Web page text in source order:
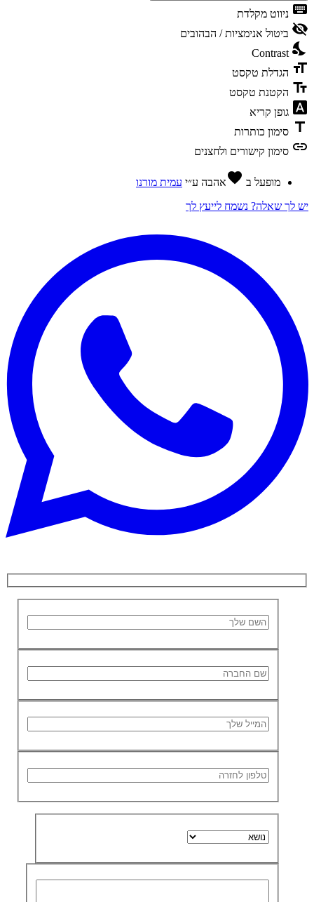
ניווט מקלדת
ביטול אנימציות / הבהובים
Contrast
הגדלת טקסט
הקטנת טקסט
גופן קריא
סימון כותרות
סימון קישורים ולחצנים
מופעל ב favoriteאהבהע״יעמית מורנו
לך שאלה? נשמח לייעץ לך